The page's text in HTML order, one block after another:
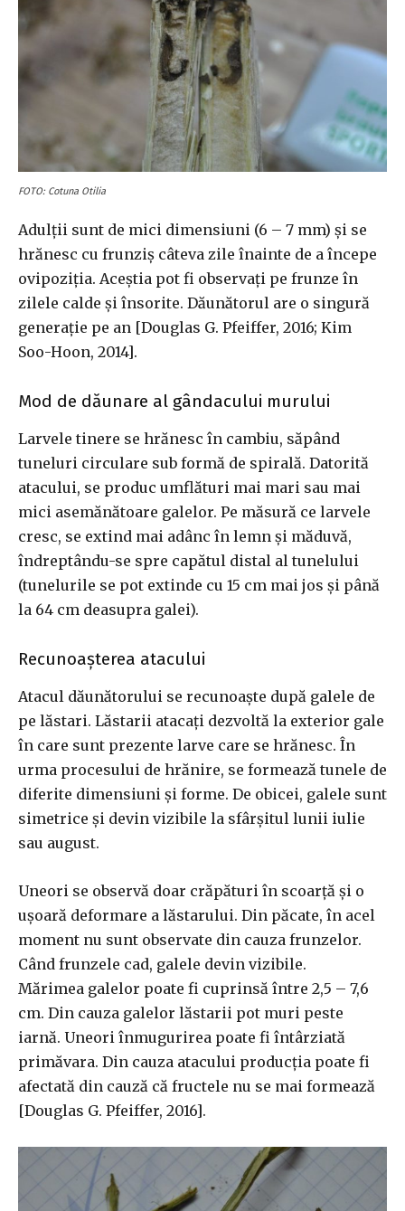
FOTO: Cotuna Otilia
Adulții sunt de mici dimensiuni (6 – 7 mm) și se
hrănesc cu frunziș câteva zile înainte de a începe
ovipoziția. Aceștia pot fi observați pe frunze în
zilele calde și însorite. Dăunătorul are o singură
generație pe an [Douglas G. Pfeiffer, 2016; Kim
Soo-Hoon, 2014].
Mod de dăunare al gândacului murului
Larvele tinere se hrănesc în cambiu, săpând
tuneluri circulare sub formă de spirală. Datorită
atacului, se produc umflături mai mari sau mai
mici asemănătoare galelor. Pe măsură ce larvele
cresc, se extind mai adânc în lemn și măduvă,
îndreptându-se spre capătul distal al tunelului
(tunelurile se pot extinde cu 15 cm mai jos și până
la 64 cm deasupra galei).
Recunoașterea atacului
Atacul dăunătorului se recunoaște după galele de
pe lăstari. Lăstarii atacați dezvoltă la exterior gale
în care sunt prezente larve care se hrănesc. În
urma procesului de hrănire, se formează tunele de
diferite dimensiuni și forme. De obicei, galele sunt
simetrice și devin vizibile la sfârșitul lunii iulie
sau august.
Uneori se observă doar crăpături în scoarță și o
ușoară deformare a lăstarului. Din păcate, în acel
moment nu sunt observate din cauza frunzelor.
Când frunzele cad, galele devin vizibile.
Mărimea galelor poate fi cuprinsă între 2,5 – 7,6
cm. Din cauza galelor lăstarii pot muri peste
iarnă. Uneori înmugurirea poate fi întârziată
primăvara. Din cauza atacului producția poate fi
afectată din cauză că fructele nu se mai formează
[Douglas G. Pfeiffer, 2016].